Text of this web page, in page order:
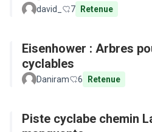
david_ 7 Retenue
Eisenhower : Arbres
cyclables
Daniram 6 Retenue
Piste cyclabe chemin